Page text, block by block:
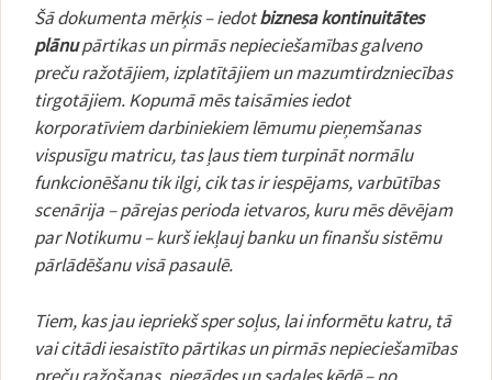
Šā dokumenta mērķis – iedotbiznesa kontinuitātes
plānupārtikas un pirmās nepieciešamības galveno
preču ražotājiem, izplatītājiem un mazumtirdzniecības
tirgotājiem. Kopumā mēs taisāmies iedot
korporatīviem darbiniekiem lēmumu pieņemšanas
vispusīgu matricu, tas ļaus tiem turpināt normālu
funkcionēšanu tik ilgi, cik tas ir iespējams, varbūtības
scenārija – pārejas perioda ietvaros, kuru mēs dēvējam
par Notikumu – kurš iekļauj banku un finanšu sistēmu
pārlādēšanu visā pasaulē.
Tiem, kas jau iepriekš sper soļus, lai informētu katru, tā
vai citādi iesaistīto pārtikas un pirmās nepieciešamības
preču ražošanas, piegādes un sadales ķēdē – no